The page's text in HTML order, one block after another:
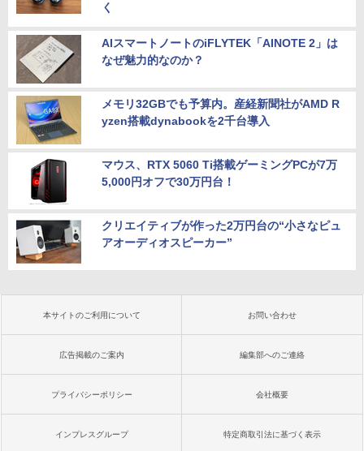
く
AIスマートノートのiFLYTEK「AINOTE 2」は
なぜ魅力的なのか？
メモリ32GBでも予算内。産経新聞社がAMD R
yzen搭載dynabookを2千台導入
マウス、RTX 5060 Ti搭載ゲーミングPCが7万
5,000円オフで30万円台！
クリエイティブが作った2万円台の“小さなピュ
アオーディオスピーカー”
本サイトのご利用について お問い合わせ
広告掲載のご案内 編集部へのご連絡
プライバシーポリシー 会社概要
インプレスグループ 特定商取引法に基づく表示